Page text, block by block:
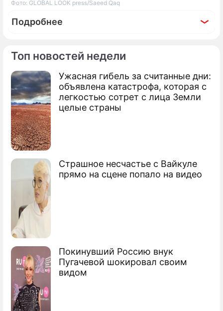
Топ новостей недели
Ужасная гибель за считанные дни:
объявлена катастрофа, которая с
легкостью сотрет с лица Земли
целые страны
Страшное несчастье с Вайкуле
прямо на сцене попало на видео
Покинувший Россию внук
Пугачевой шокировал своим
видом
Фото: GLOBAL LOOK press/Saeed Qaq
Подробнее
По теме
Турция бросила России
беспрецедентный вызов
Иракские курды предложили Эрдогану
трубу
Турецкие бизнесмены "бьют в набат
тревоги"
Турция тащит НАТО в преступную
авантюру